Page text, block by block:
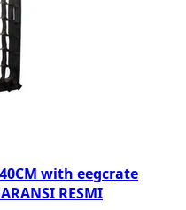
with eegcrate
RESMI